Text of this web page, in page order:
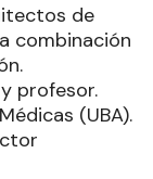
de
combinación
profesor.
(UBA).